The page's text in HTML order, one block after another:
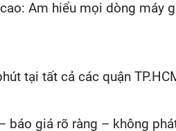
Am hiểu mọi dòng máy
tại tất cả các quận
báo giá rõ ràng – không